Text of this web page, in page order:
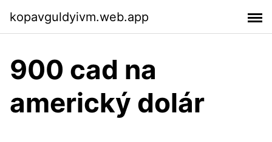
kopavguldyivm.web.app
900 cad na
americký dolár